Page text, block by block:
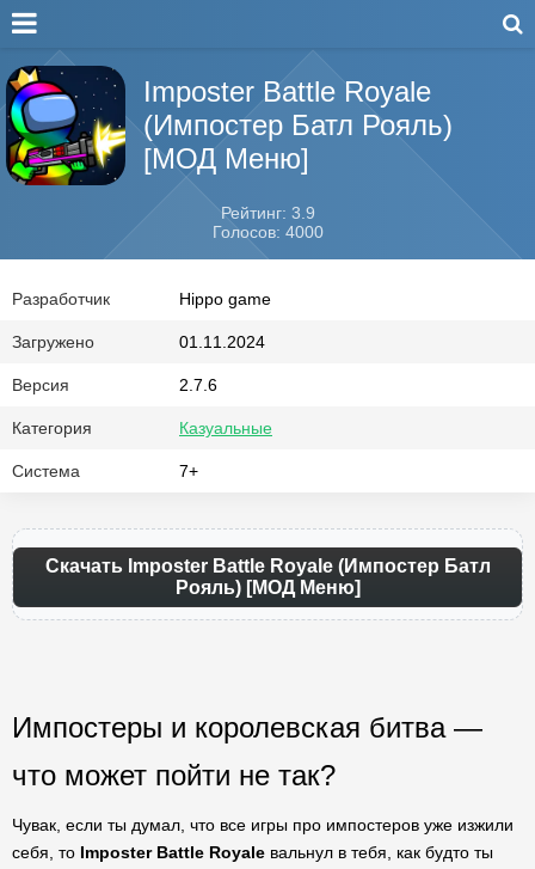
Imposter Battle Royale
(Импостер Батл Рояль)
[МОД Меню]
Рейтинг: 3.9
Голосов: 4000
Разработчик Hippo game
Загружено 01.11.2024
Версия 2.7.6
Категория Казуальные
Система 7+
Скачать Imposter Battle Royale (Импостер Батл
Рояль) [МОД Меню]
Импостеры и королевская битва —
что может пойти не так?
Чувак, если ты думал, что все игры про импостеров уже изжили
себя, то Imposter Battle Royale вальнул в тебя, как будто ты